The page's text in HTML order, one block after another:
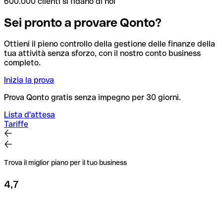
Sei pronto a provare Qonto?
Ottieni il pieno controllo della gestione delle finanze della
tua attività senza sforzo, con il nostro conto business
completo.
Inizia la prova
Prova Qonto gratis senza impegno per 30 giorni.
Lista d'attesa
Tariffe
Trova il miglior piano per il tuo business
4,7